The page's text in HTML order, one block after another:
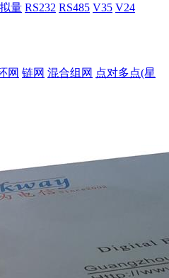
量 RS232 RS485 V35 V24
网 链网 混合组网 点对多点(星